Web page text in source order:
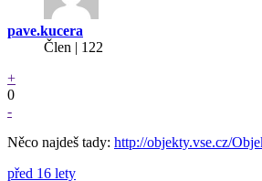
pave.kucera
Člen | 122
+
0
-
Něco najdeš tady: http://objekty.vse.cz/
před 16 lety